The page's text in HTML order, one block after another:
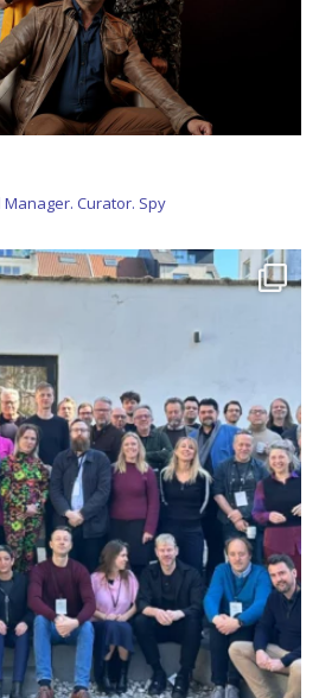
Curator. Spy